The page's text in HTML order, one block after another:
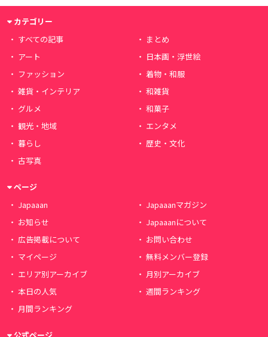
カテゴリー
すべての記事
まとめ
アート
日本画・浮世絵
ファッション
着物・和服
雑貨・インテリア
和雑貨
グルメ
和菓子
観光・地域
エンタメ
暮らし
歴史・文化
古写真
ページ
Japaaan
Japaaanマガジン
お知らせ
Japaaanについて
広告掲載について
お問い合わせ
マイページ
無料メンバー登録
エリア別アーカイブ
月別アーカイブ
本日の人気
週間ランキング
月間ランキング